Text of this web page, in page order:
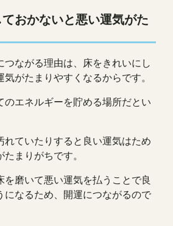
おかないと悪い運気がた
つながる理由は、床をきれいにし
がたまりやすくなるからです。
のエネルギーを貯める場所だとい
れていたりすると良い運気はため
まりがちです。
を磨いて悪い運気を払うことで良
になるため、開運につながるので